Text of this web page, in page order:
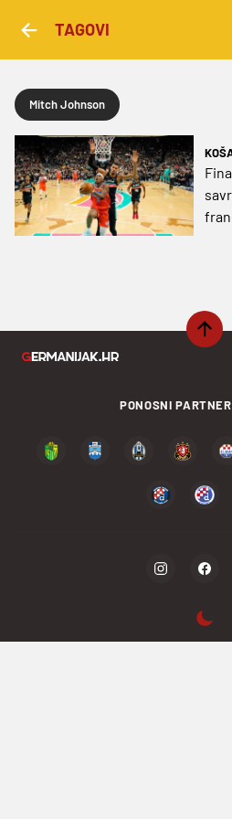
TAGOVI
Mitch Johnson
PONOSNI